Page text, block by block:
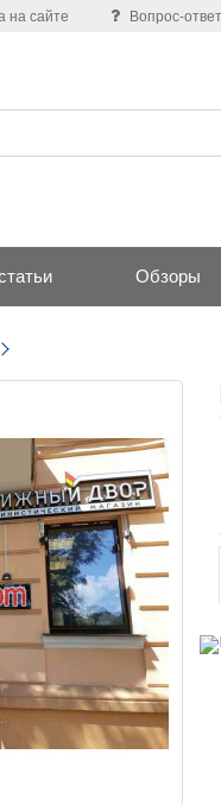
на сайте Вопрос-ответ
Обзоры